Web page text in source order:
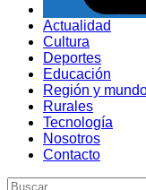
Actualidad
Cultura
Deportes
Educación
Región y
Rurales
Tecnología
Nosotros
Contacto